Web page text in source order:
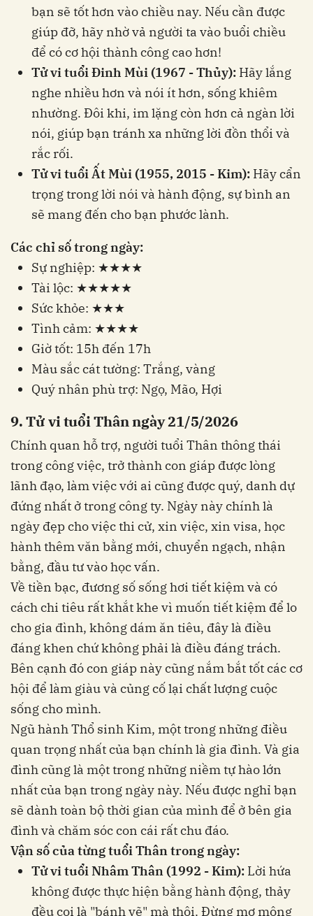
bạn sẽ tốt hơn vào chiều nay. Nếu cần được
giúp đỡ, hãy nhờ vả người ta vào buổi chiều
để có cơ hội thành công cao hơn!
Tử vi tuổi Đinh Mùi (1967 - Thủy): Hãy lắng
nghe nhiều hơn và nói ít hơn, sống khiêm
nhường. Đôi khi, im lặng còn hơn cả ngàn lời
nói, giúp bạn tránh xa những lời đồn thổi và
rắc rối.
Tử vi tuổi Ất Mùi (1955, 2015 - Kim): Hãy cẩn
trọng trong lời nói và hành động, sự bình an
sẽ mang đến cho bạn phước lành.
Các chỉ số trong ngày:
Sự nghiệp: ★★★★
Tài lộc: ★★★★★
Sức khỏe: ★★★
Tình cảm: ★★★★
Giờ tốt: 15h đến 17h
Màu sắc cát tường: Trắng, vàng
Quý nhân phù trợ: Ngọ, Mão, Hợi
9. Tử vi tuổi Thân ngày 21/5/2026
Chính quan hỗ trợ, người tuổi Thân thông thái
trong công việc, trở thành con giáp được lòng
lãnh đạo, làm việc với ai cũng được quý, danh dự
đứng nhất ở trong công ty. Ngày này chính là
ngày đẹp cho việc thi cử, xin việc, xin visa, học
hành thêm văn bằng mới, chuyển ngạch, nhận
bằng, đầu tư vào học vấn.
Về tiền bạc, đương số sống hơi tiết kiệm và có
cách chi tiêu rất khắt khe vì muốn tiết kiệm để lo
cho gia đình, không dám ăn tiêu, đây là điều
đáng khen chứ không phải là điều đáng trách.
Bên cạnh đó con giáp này cũng nắm bắt tốt các cơ
hội để làm giàu và củng cố lại chất lượng cuộc
sống cho mình.
Ngũ hành Thổ sinh Kim, một trong những điều
quan trọng nhất của bạn chính là gia đình. Và gia
đình cũng là một trong những niềm tự hào lớn
nhất của bạn trong ngày này. Nếu được nghỉ bạn
sẽ dành toàn bộ thời gian của mình để ở bên gia
đình và chăm sóc con cái rất chu đáo.
Vận số của từng tuổi Thân trong ngày:
Tử vi tuổi Nhâm Thân (1992 - Kim): Lời hứa
không được thực hiện bằng hành động, thảy
đều coi là "bánh vẽ" mà thôi. Đừng mơ mộng